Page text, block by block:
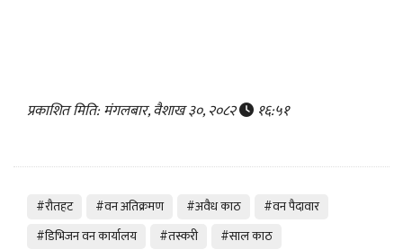
प्रकाशित मिति: मंगलबार, वैशाख ३०, २०८२ १६:५१
#रौतहट #वन अतिक्रमण #अवैध काठ
#वन पैदावार
#डिभिजन वन कार्यालय
#तस्करी
#साल काठ